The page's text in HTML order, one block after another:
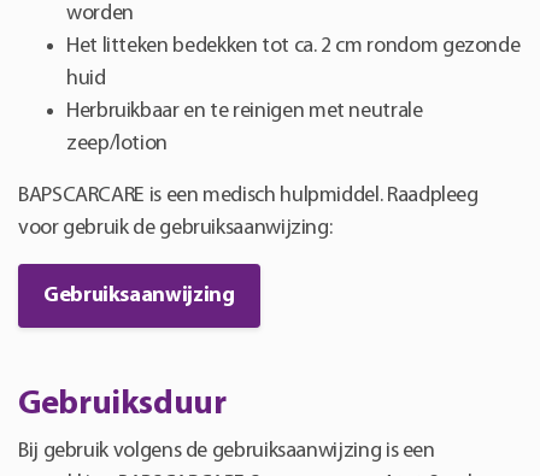
worden
Het litteken bedekken tot ca. 2 cm rondom gezonde
huid
Herbruikbaar en te reinigen met neutrale
zeep/lotion
BAPSCARCARE is een medisch hulpmiddel. Raadpleeg
voor gebruik de gebruiksaanwijzing:
Gebruiksaanwijzing
Gebruiksduur
Bij gebruik volgens de gebruiksaanwijzing is een